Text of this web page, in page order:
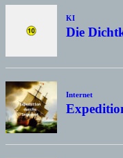
KI
Die
Internet